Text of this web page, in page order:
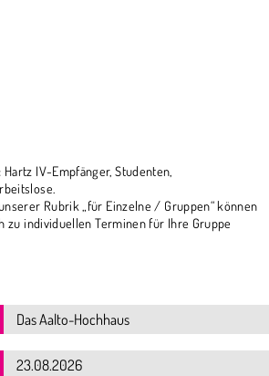
Hartz IV-Empfänger, Studenten,
Rubrik „für Einzelne / Gruppen“ können
zu individuellen Terminen für Ihre Gruppe